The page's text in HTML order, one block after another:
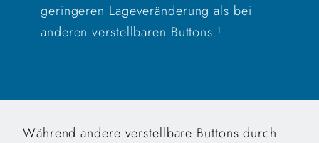
geringeren Lageveränderung als bei
anderen verstellbaren Buttons.1
Während andere verstellbare Buttons durch